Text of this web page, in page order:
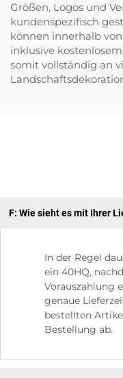
Größen, Logos und
kundenspezifisch
können innerhalb
inklusive
somit vollständig an
F: Wie sieht es mit Ihrer
In der Regel
ein 40HQ,
Vorauszahlung
genaue
bestellten
Bestellung ab.